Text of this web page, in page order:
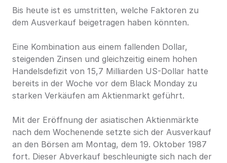
Bis heute ist es umstritten, welche Faktoren zu
dem Ausverkauf beigetragen haben könnten.
Eine Kombination aus einem fallenden Dollar,
steigenden Zinsen und gleichzeitig einem hohen
Handelsdefizit von 15,7 Milliarden US-Dollar hatte
bereits in der Woche vor dem Black Monday zu
starken Verkäufen am Aktienmarkt geführt.
Mit der Eröffnung der asiatischen Aktienmärkte
nach dem Wochenende setzte sich der Ausverkauf
an den Börsen am Montag, dem 19. Oktober 1987
fort. Dieser Abverkauf beschleunigte sich nach der